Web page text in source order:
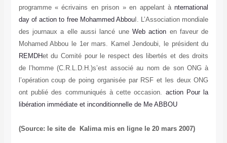
programme « écrivains en prison » en appelant ànternational
day of action to free Mohammed AbbouI. L’Association mondiale
des journaux a elle aussi lancé uneWeb action en faveur de
Mohamed Abbou le 1er mars. Kamel Jendoubi, le président du
REMDHet du Comité pour le respect des libertés et des droits
de l’homme (C.R.L.D.H.)s’est associé au nom de son ONG à
l’opération coup de poing organisée par RSF et les deux ONG
ont publié des communiqués à cette occasion. action Pour la
libération immédiate et inconditionnelle de Me ABBOU
(Source: le site de Kalima mis en ligne le 20 mars 2007)